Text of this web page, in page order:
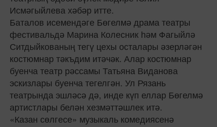
Исмәгыйлева хәбәр итте.
Баталов исемендәге Бөгелмә драма театры
фестивальдә Марина Колесник һәм Фагыйлә
Ситдыйкованың тегү цехы осталары әзерләгән
костюмнар тәкъдим итәчәк. Алар костюмнар
буенча театр рәссамы Татьяна Виданова
эскизлары буенча тегелгән. Ул Рязань
театрында эшләсә дә, инде күп еллар Бөгелмә
артистлары белән хезмәттәшлек итә.
«Казан сөлгесе» музыкаль комедиясенә